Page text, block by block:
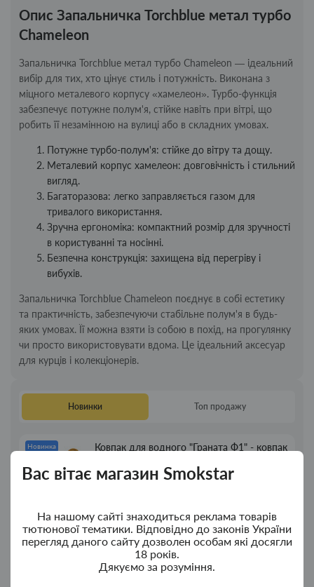
Вас вітає магазин Smokstar
На нашому сайті знаходиться реклама товарів
тютюнової тематики. Відповідно до законів України
перегляд даного сайту дозволен особам які досягли
18 років.
Дякуємо за розуміння.
Опис Запальничка Torchblue метал турбо
Chameleon
Запальничка Torchblue метал турбо Chameleon — ідеальний
вибір для тих, хто цінує стиль і потужність. Виконана з
міцного металевого корпусу «хамелеон». Турбо-функція
забезпечує потужне полум'я, стійке навіть при вітрі, що
робить її незамінною на вулиці або в складних умовах.
Потужне турбо-полум'я: стійке до вітру та дощу.
Металевий корпус хамелеон: довговічність і стильний
вигляд.
Багаторазова: легко заправляється газом для
тривалого використання.
Зручна ергономіка: компактний розмір для зручності
в користуванні та носінні.
Безпечна конструкція: захищена від перегріву і
вибухів.
Запальничка Torchblue Chameleon поєднує в собі естетику
та практичність, забезпечуючи стабільне полум'я в будь-
яких умовах. Її можна взяти із собою в похід, на прогулянку
чи просто використовувати вдома. Це ідеальний аксесуар
для курців і колекціонерів.
Новинки Топ продажу
Новинка
Ковпак для водного "Граната Ф1" - ковпак
Новинка
Ковпак для водного "Граната Ф1" - ковпак
композит
350.00грн.